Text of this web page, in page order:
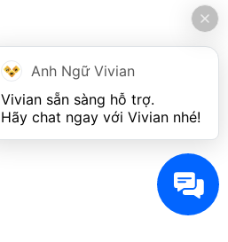
Anh Ngữ Vivian
Vivian sẵn sàng hỗ trợ.
Hãy chat ngay với Vivian nhé!